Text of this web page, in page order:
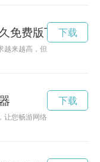
免费版下载
越来越高，但是很多加速器
下载
让您畅游网络世界，享受更快
下载